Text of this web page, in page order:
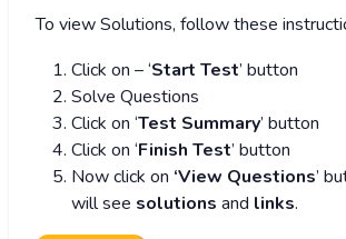
To view Solutions, follow these
Click on – ‘Start Test’ button
Solve Questions
Click on ‘Test Summary’ button
Click on ‘Finish Test’ button
Now click on ‘View Questions’
will see solutions and links.